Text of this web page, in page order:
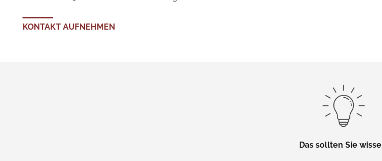
KONTAKT AUFNEHMEN
Das sollten Sie